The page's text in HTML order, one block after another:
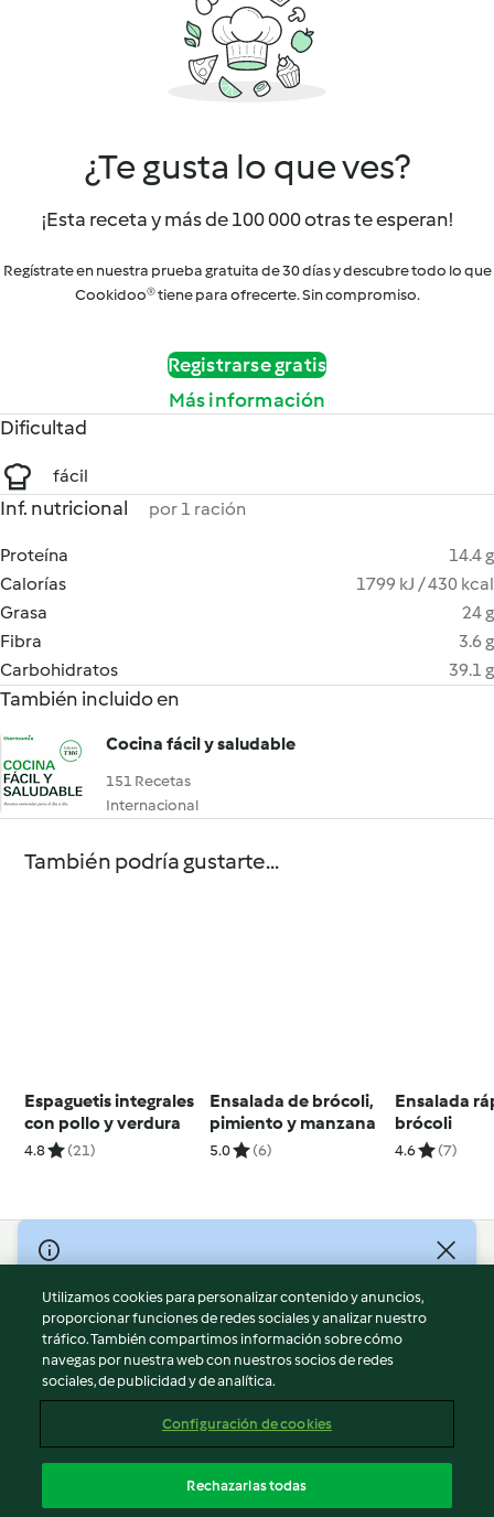
¿Te gusta lo que ves?
¡Esta receta y más de 100 000 otras te esperan!
Regístrate en nuestra prueba gratuita de 30 días y descubre todo lo que
Cookidoo® tiene para ofrecerte. Sin compromiso.
Registrarse gratis
Más información
Dificultad
fácil
Inf. nutricional por 1 ración
Proteína
14.4 g
Calorías
1799 kJ / 430 kcal
Grasa
24 g
Fibra
3.6 g
Carbohidratos
39.1 g
También incluido en
Cocina fácil y saludable
151 Recetas
Internacional
También podría gustarte...
Espaguetis integrales
con pollo y verdura
4.8 (21)
Ensalada de brócoli,
pimiento y manzana
5.0 (6)
Ensalada
brócoli
4.6 (7)
© Copyright 2026
Términos de uso
Política de privacidad
Aviso legal
Información legal
Reportar contenido
Declaración de accesibilidad
Utilizamos cookies para personalizar contenido y anuncios,
proporcionar funciones de redes sociales y analizar nuestro
tráfico. También compartimos información sobre cómo
navegas por nuestra web con nuestros socios de redes
sociales, de publicidad y de analítica.
Configuración de cookies
Rechazarlas todas